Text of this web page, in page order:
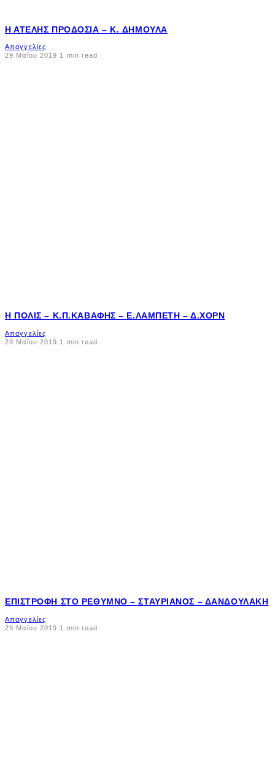
Η ΑΤΕΛΉΣ ΠΡΟΔΟΣΊΑ – K. ΔΗΜΟΥΛΆ
Απαγγελίες
29 Μαΐου 2019 1 min read
Η ΠΌΛΙΣ – Κ.Π.ΚΑΒΆΦΗΣ – Ε.ΛΑΜΠΈΤΗ – Δ.ΧΟΡΝ
Απαγγελίες
29 Μαΐου 2019 1 min read
ΕΠΙΣΤΡΟΦΉ ΣΤΟ ΡΈΘΥΜΝΟ – ΣΤΑΥΡΙΑΝΌΣ – ΔΑΝΔΟΥΛΆΚΗ
Απαγγελίες
29 Μαΐου 2019 1 min read